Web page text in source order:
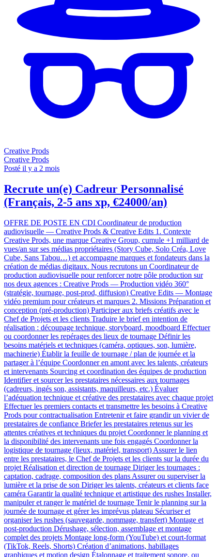
Creative Prods
Creative Prods
Posté il y a 2 mois
Recrute un(e) Cadreur Personnalisé
(Français, 2-5 ans xp, €24000/an)
OFFRE DE POSTE EN CDI Coordinateur de production
audiovisuelle — Creative Prods & Creative Edits 1. Contexte
Creative Prods, une marque Creative Group, cumule +1 milliard de
vues/an sur ses médias propriétaires (Story Cube, Solo Créa, Love
Cube, Sans Tabou…) et accompagne marques et fondateurs dans la
création de médias digitaux. Nous recrutons un Coordinateur de
production audiovisuelle pour renforcer notre pôle production sur
nos deux agences : Creative Prods — Production vidéo 360°
(stratégie, tournage, post-prod, diffusion) Creative Edits — Montage
vidéo premium pour créateurs et marques 2. Missions Préparation et
conception (pré-production) Participer aux briefs créatifs avec le
Chef de Projets et les clients Traduire le brief en intention de
réalisation : découpage technique, storyboard, moodboard Effectuer
ou coordonner les repérages des lieux de tournage Définir les
besoins matériels et techniques (caméra, optiques, son, lumière,
machinerie) Établir la feuille de tournage / plan de journée et la
partager à l’équipe Coordonner en amont avec les talents, créateurs
et intervenants Sourcing et coordination des équipes de production
Identifier et sourcer les prestataires nécessaires aux tournages
(cadreurs, ingés son, assistants, maquilleurs, etc.) Évaluer
l’adéquation technique et créative des prestataires avec chaque projet
Effectuer les premiers contacts et transmettre les besoins à Creative
Prods pour contractualisation Entretenir et faire grandir un vivier de
prestataires de confiance Briefer les prestataires retenus sur les
attentes créatives et techniques du projet Coordonner le planning et
la disponibilité des intervenants une fois engagés Coordonner la
logistique de tournage (lieux, matériel, transport) Assurer le lien
entre les prestataires, le Chef de Projets et les clients sur la durée du
projet Réalisation et direction de tournage Diriger les tournages :
captation, cadrage, composition des plans Assurer ou superviser la
lumière et la prise de son Diriger les talents, créateurs et clients face
caméra Garantir la qualité technique et artistique des rushes Installer,
manipuler et ranger le matériel de tournage Tenir le planning sur la
journée de tournage et gérer les imprévus plateau Sécuriser et
organiser les rushes (sauvegarde, nommage, transfert) Montage et
post-production Dérushage, sélection, assemblage et montage
complet des projets Montage long-form (YouTube) et court-format
(TikTok, Reels, Shorts) Création d’animations, habillages
graphiques et motion design Étalonnage et traitement sonore, ou